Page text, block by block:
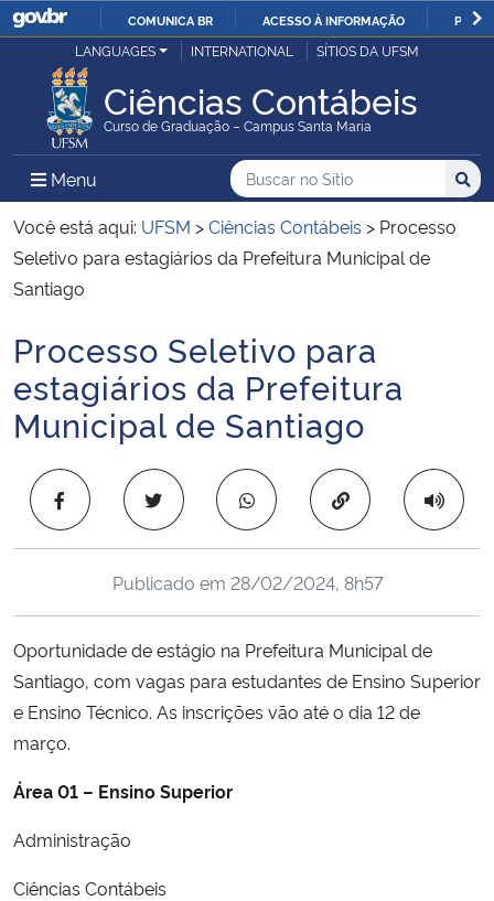
IR
O
COMUNICA BR ACESSO À INFORMAÇÃO
Ministério da Justiça e Segurança Pública
Ministério da Defesa
Ministério das Relações Exteriores
Ministério da Economia
Ministério da Infraestrutura
Ministério da Agricultura, Pecuária e Abastecimento
Ministério da Cidadania
Ministério da Ciência, Tecnologia, Inovações e Comunicações
Ministério do Meio Ambiente
Ministério do Turismo
LANGUAGES INTERNATIONAL SÍTIOS DA UFSM
Ciências Contábeis
Curso de Graduação – Campus Santa Maria
Menu Menu Principal do Sítio
Busca
Buscar no no Sítio
Busca:
Você está aqui: UFSM >Ciências Contábeis > Processo
Seletivo para estagiários da Prefeitura Municipal de
Santiago
Início do conteúdo
Processo Seletivo para
estagiários da Prefeitura
Municipal de Santiago
Copiar para área
Publicado em 28/02/2024, 8h57
Oportunidade de estágio na Prefeitura Municipal de
Santiago, com vagas para estudantes de Ensino Superior
e Ensino Técnico. As inscrições vão até o dia 12 de
março.
Área01 – EnsinoSuperior
Administração
Ciências Contábeis